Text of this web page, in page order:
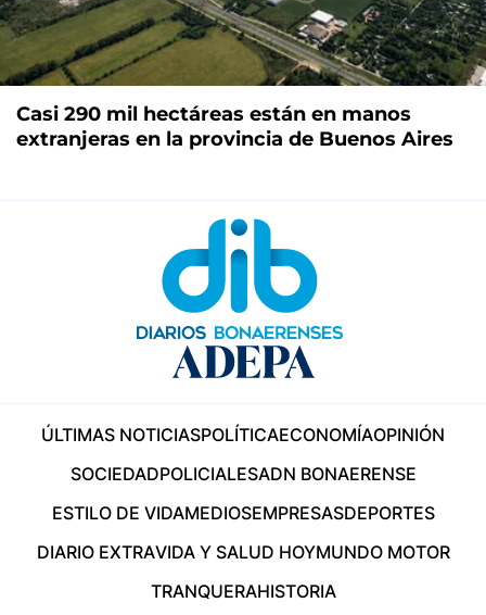
Casi 290 mil hectáreas están en manos
extranjeras en la provincia de Buenos Aires
ÚLTIMAS NOTICIASPOLÍTICAECONOMÍAOPINIÓN
SOCIEDADPOLICIALESADN BONAERENSE
ESTILO DE VIDAMEDIOSEMPRESASDEPORTES
DIARIO EXTRAVIDA Y SALUD HOYMUNDO MOTOR
TRANQUERAHISTORIA